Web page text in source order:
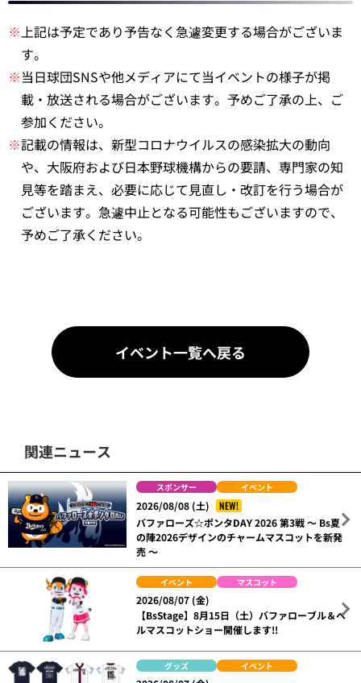
※上記は予定であり予告なく急遽変更する場合がございま
す。
※当日球団SNSや他メディアにて当イベントの様子が掲
載・放送される場合がございます。予めご了承の上、ご
参加ください。
※記載の情報は、新型コロナウイルスの感染拡大の動向
や、大阪府および日本野球機構からの要請、専門家の知
見等を踏まえ、必要に応じて見直し・改訂を行う場合が
ございます。急遽中止となる可能性もございますので、
予めご了承ください。
イベント一覧へ戻る
関連ニュース
スポンサー イベント
2026/08/08 (土)
NEW!
バファローズ☆ポンタDAY 2026 第3戦 ～ Bs夏
の陣2026デザインのチャームマスコットを新発
売 ～
イベント マスコット
2026/08/07 (金)
【BsStage】8月15日（土）バファローブル＆ベ
ルマスコットショー開催します!!
グッズ イベント